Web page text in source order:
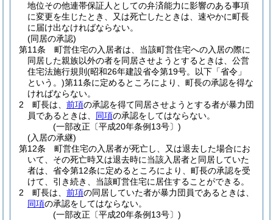
地位その他連帯保証人としての弁済能力に影響のある事項
に変更を生じたとき、又は死亡したときは、速やかに町長
に届け出なければならない。
(同居の承認)
第11条
町営住宅の入居者は、当該町営住宅への入居の際に
同居した親族以外の者を同居させようとするときは、公営
住宅法施行規則 (昭和26年建設省令第19号。以下「省令」
という。)第11条に定めるところにより、町長の承認を得な
ければならない。
2
町長は、 前項の承認を得て同居させようとする者が暴力団
員であるときは、 同項の承認をしてはならない。
(一部改正〔平成20年条例13号〕)
(入居の承継)
第12条
町営住宅の入居者が死亡し、又は退去した場合にお
いて、その死亡時又は退去時に当該入居者と同居していた
者は、省令第12条に定めるところにより、町長の承認を受
けて、引き続き、当該町営住宅に居住することができる。
2
町長は、 前項の同居していた者が暴力団員であるときは、
同項の承認をしてはならない。
(一部改正〔平成20年条例13号〕)